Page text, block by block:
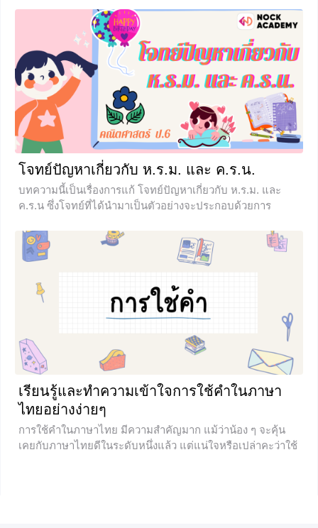
โจทย์ปัญหาเกี่ยวกับ ห.ร.ม. และ ค.ร.น.
บทความนี้เป็นเรื่องการแก้ โจทย์ปัญหาเกี่ยวกับ ห.ร.ม. และ
ค.ร.น ซึ่งโจทย์ที่ได้นำมาเป็นตัวอย่างจะประกอบด้วยการ
ไปถึงการแสดงวิธีทำอย่างละเอียด หวังว่าน้องๆจะสามารถนำ
ข้อมูลเหล่านี้ไปใช้ได้จริงกับโจทย์ปัญหาในห้องเรียน ซึงเป็นเเรื่
เรียนรู้และทำความเข้าใจการใช้คำในภาษา
ไทยอย่างง่ายๆ
การใช้คำในภาษาไทย มีความสำคัญมาก แม้ว่าน้อง ๆ จะคุ้น
เคยกับภาษาไทยดีในระดับหนึ่งแล้ว แต่แน่ใจหรือเปล่าคะว่าใช้